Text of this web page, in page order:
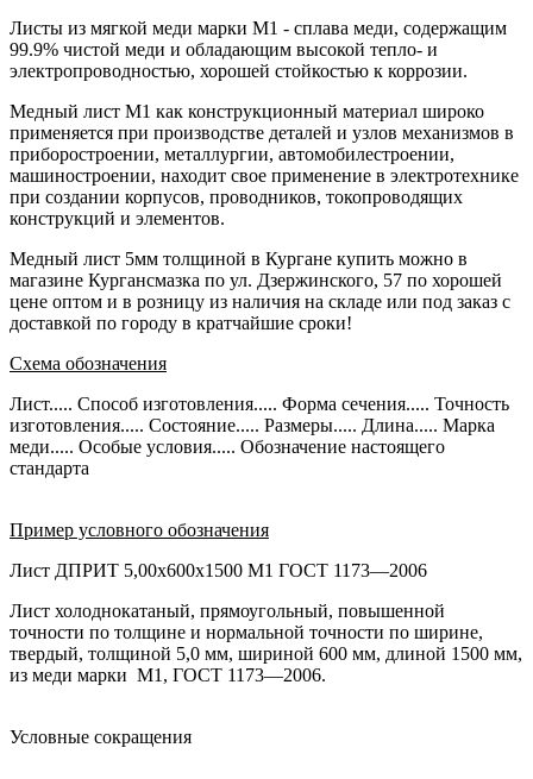
Листы из мягкой меди марки М1 - сплава меди, содержащим
99.9% чистой меди и обладающим высокой тепло- и
электропроводностью, хорошей стойкостью к коррозии.
Медный лист M1 как конструкционный материал широко
применяется при производстве деталей и узлов механизмов в
приборостроении, металлургии, автомобилестроении,
машиностроении, находит свое применение в электротехнике
при создании корпусов, проводников, токопроводящих
конструкций и элементов.
Медный лист 5мм толщиной в Кургане купить можно в
магазине Кургансмазка по ул. Дзержинского, 57 по хорошей
цене оптом и в розницу из наличия на складе или под заказ с
доставкой по городу в кратчайшие сроки!
Схема обозначения
Лист..... Способ изготовления..... Форма сечения..... Точность
изготовления..... Состояние..... Размеры..... Длина..... Марка
меди..... Особые условия..... Обозначение настоящего
стандарта
Пример условного обозначения
Лист ДПРИТ 5,00х600х1500 М1 ГОСТ 1173—2006
Лист холоднокатаный, прямоугольный, повышенной
точности по толщине и нормальной точности по ширине,
твердый, толщиной 5,0 мм, шириной 600 мм, длиной 1500 мм,
из меди марки М1, ГОСТ 1173—2006.
Условные сокращения